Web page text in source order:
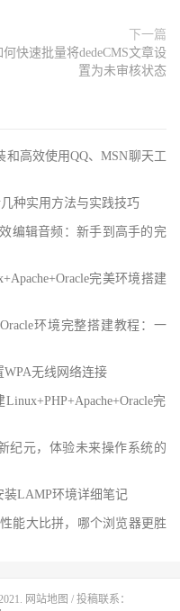
下一篇
何快速批量将dedeCMS文章设
置为未审核状态
和高效使用QQ、MSN聊天工
种实用方法与实践技巧
编辑音频：新手到高手的完
完美环境搭建
环境完整搭建教程：一
无线网络连接
完
纪元，体验未来操作系统的
装LAMP环境详细笔记
能大比拼，哪个浏览器更胜
网站地图 / 投稿联系：